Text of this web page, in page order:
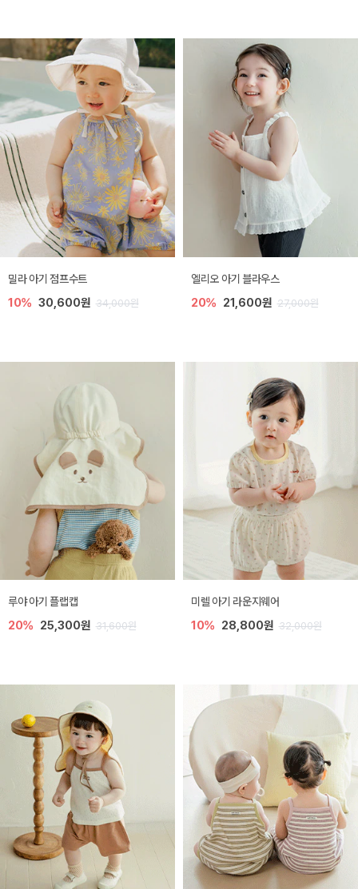
밀라 아기 점프수트
10% 30,600원 34,000원
엘리오 아기 블라우스
20% 21,600원 27,000원
루야 아기 플랩캡
20% 25,300원 31,600원
미렐 아기 라운지웨어
10% 28,800원 32,000원